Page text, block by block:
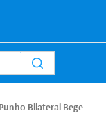
Bilateral Bege